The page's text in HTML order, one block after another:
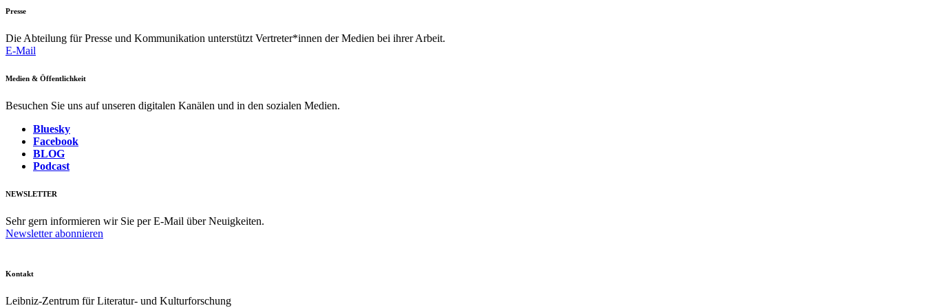
Presse
Die Abteilung für Presse und Kommunikation unterstützt Vertreter*innen der Medien bei ihrer Arbeit.
E-Mail
Medien & Öffentlichkeit
Besuchen Sie uns auf unseren digitalen Kanälen und in den sozialen Medien.
Bluesky
Facebook
BLOG
Podcast
NEWSLETTER
Sehr gern informieren wir Sie per E-Mail über Neuigkeiten.
Newsletter abonnieren
Kontakt
Leibniz-Zentrum für Literatur- und Kulturforschung